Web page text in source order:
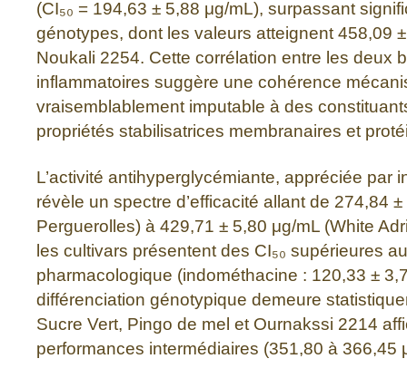
(CI₅₀ = 194,63 ± 5,88 μg/mL), surpassant
génotypes, dont les valeurs atteignent 458,09
Noukali 2254. Cette corrélation entre les deux
inflammatoires suggère une cohérence
vraisemblablement imputable à des
propriétés stabilisatrices membranaires et
L’activité antihyperglycémiante, appréciée par
révèle un spectre d’efficacité allant de 274,84
Perguerolles) à 429,71 ± 5,80 μg/mL (White
les cultivars présentent des CI₅₀ supérieures
pharmacologique (indométhacine : 120,33 ±
différenciation génotypique demeure
Sucre Vert, Pingo de mel et Ournakssi 2214
performances intermédiaires (351,80 à 366,45